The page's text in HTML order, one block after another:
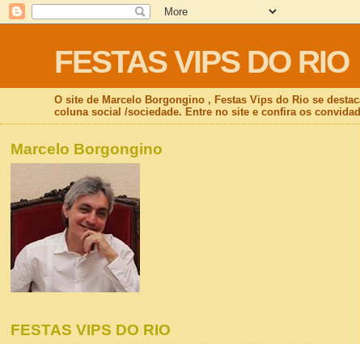
FESTAS VIPS DO RIO
O site de Marcelo Borgongino , Festas Vips do Rio se
coluna social /sociedade. Entre no site e confira os
Marcelo Borgongino
FESTAS VIPS DO RIO